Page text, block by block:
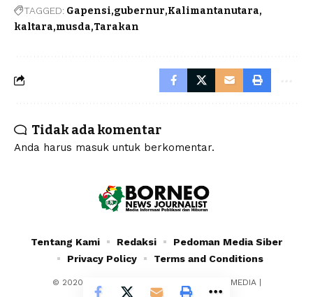
TAGGED: Gapensi gubernur Kalimantanutara
kaltara musda Tarakan
Tidak ada komentar
Anda harus masuk untuk berkomentar.
© 2020 - 2024 - PT. YAFRAN BORNEO MULTIMEDIA |
Tentang Kami Redaksi
Pedoman Media Siber
Privacy Policy
Terms and Conditions